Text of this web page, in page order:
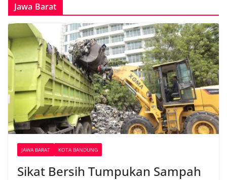
Jawa Barat
JAWA BARAT KOTA BANDUNG
Sikat Bersih Tumpukan Sampah